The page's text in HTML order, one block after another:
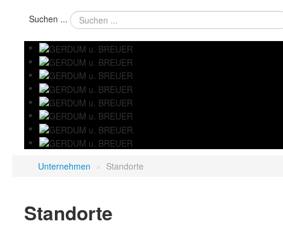
Suchen ...
Unternehmen » Standorte
Standorte